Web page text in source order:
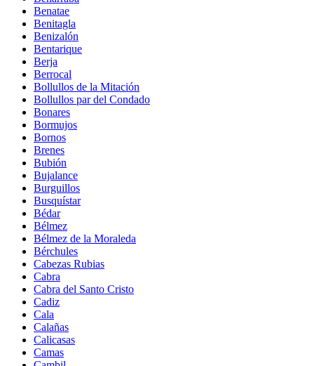
Benatae
Benitagla
Benizalón
Bentarique
Berja
Berrocal
Bollullos de la Mitación
Bollullos par del Condado
Bonares
Bormujos
Bornos
Brenes
Bubión
Bujalance
Burguillos
Busquístar
Bédar
Bélmez
Bélmez de la Moraleda
Bérchules
Cabezas Rubias
Cabra
Cabra del Santo Cristo
Cadiz
Cala
Calañas
Calicasas
Camas